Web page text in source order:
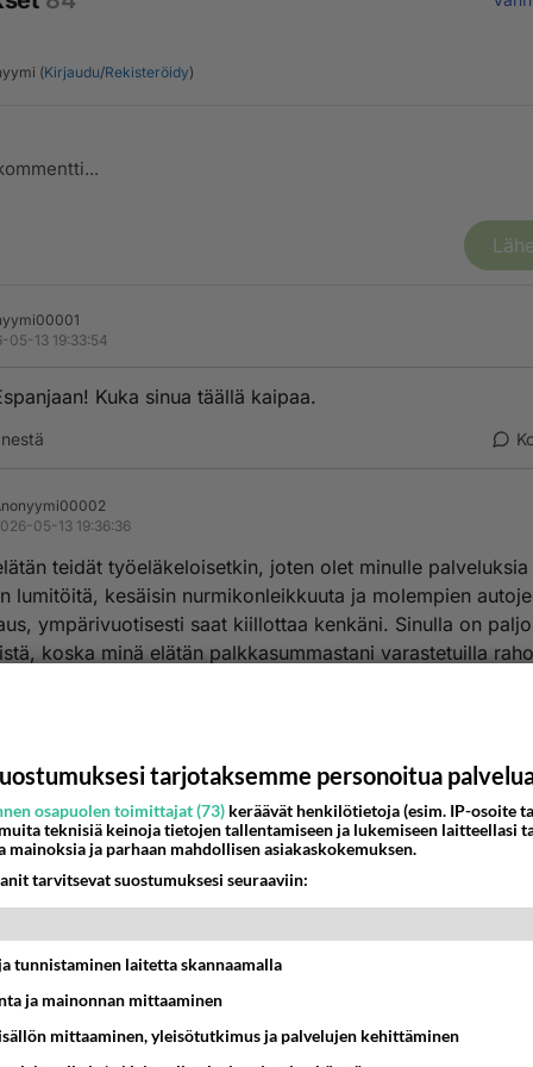
(Kirjaudu/Rekisteröidy)
05-13 19:33:54
Kuka sinua täällä kaipaa.
05-13 19:36:36
teidät työeläkeloisetkin, joten olet minulle palveluksia
lumitöitä, kesäisin nurmikonleikkuuta ja molempien
ympärivuotisesti saat kiillottaa kenkäni. Sinulla on
koska minä elätän palkkasummastani varastetuilla
05-13 19:42:19
Espanjassa oli käytetty väärin EU:n antamia rahoja
korjauksiin!
kehua Espanjaa!! Muut sinnitelevät rehellisesti
kanssa!
sai pitkän nenän, kun moitti meidän hallitusta ja kiitteli
jotka osouttautuivat Bluffiksi!!!
tarjotaksemme personoitua
osapuolen toimittajat (73) keräävät henkilötietoja (esim. IP-osoite
teknisiä keinoja tietojen tallentamiseen ja lukemiseen laitteellasi
ja parhaan mahdollisen asiakaskokemuksen.
tarvitsevat suostumuksesi seuraaviin:
tunnistaminen laitetta skannaamalla
ja mainonnan mittaaminen
mittaaminen, yleisötutkimus ja palvelujen kehittäminen